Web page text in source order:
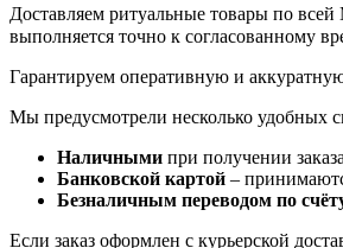
Доставляем ритуальные товары по
выполняется точно к согласованному
Гарантируем оперативную и
Мы предусмотрели несколько удобных
Наличными при получении
Банковской картой –
Безналичным переводом по
Если заказ оформлен с курьерской